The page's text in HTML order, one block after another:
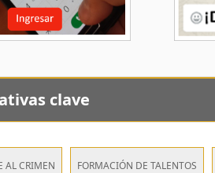
clave
AL CRIMEN FORMACIÓN DE TALENTOS